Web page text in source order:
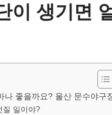
이 생기면
나 좋을까요? 울산 문수야구
질 일이야?